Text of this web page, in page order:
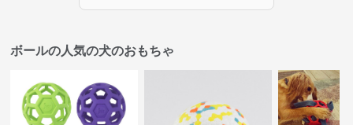
ボールの人気の犬のおもちゃ